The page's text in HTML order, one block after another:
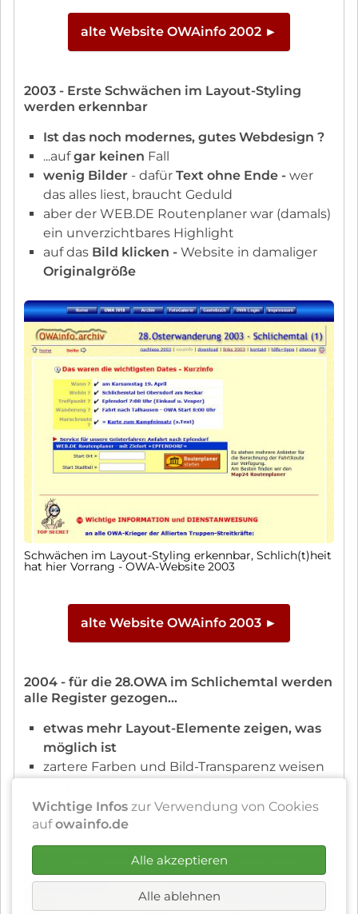
alte Website OWAinfo 2002 ►
2003 - Erste Schwächen im Layout-Styling
werden erkennbar
Ist das noch modernes, gutes Webdesign ?
...aufgar keinen Fall
wenig Bilder - dafür Text ohne Ende - wer
das alles liest, braucht Geduld
aber der WEB.DE Routenplaner war (damals)
ein unverzichtbares Highlight
auf das Bild klicken - Website in damaliger
Originalgröße
Schwächen im Layout-Styling erkennbar, Schlich(t)heit
hat hier Vorrang - OWA-Website 2003
alte Website OWAinfo 2003 ►
2004 - für die 28.OWA im Schlichemtal werden
alle Register gezogen...
etwas mehr Layout-Elemente zeigen, was
möglich ist
zartere Farben und Bild-Transparenz weisen
auf dasBild klicken -Website in damaliger
Originalgröße
Wichtige Infos zur Verwendung von Cookies
aufowainfo.de
Alle akzeptieren
Alle ablehnen